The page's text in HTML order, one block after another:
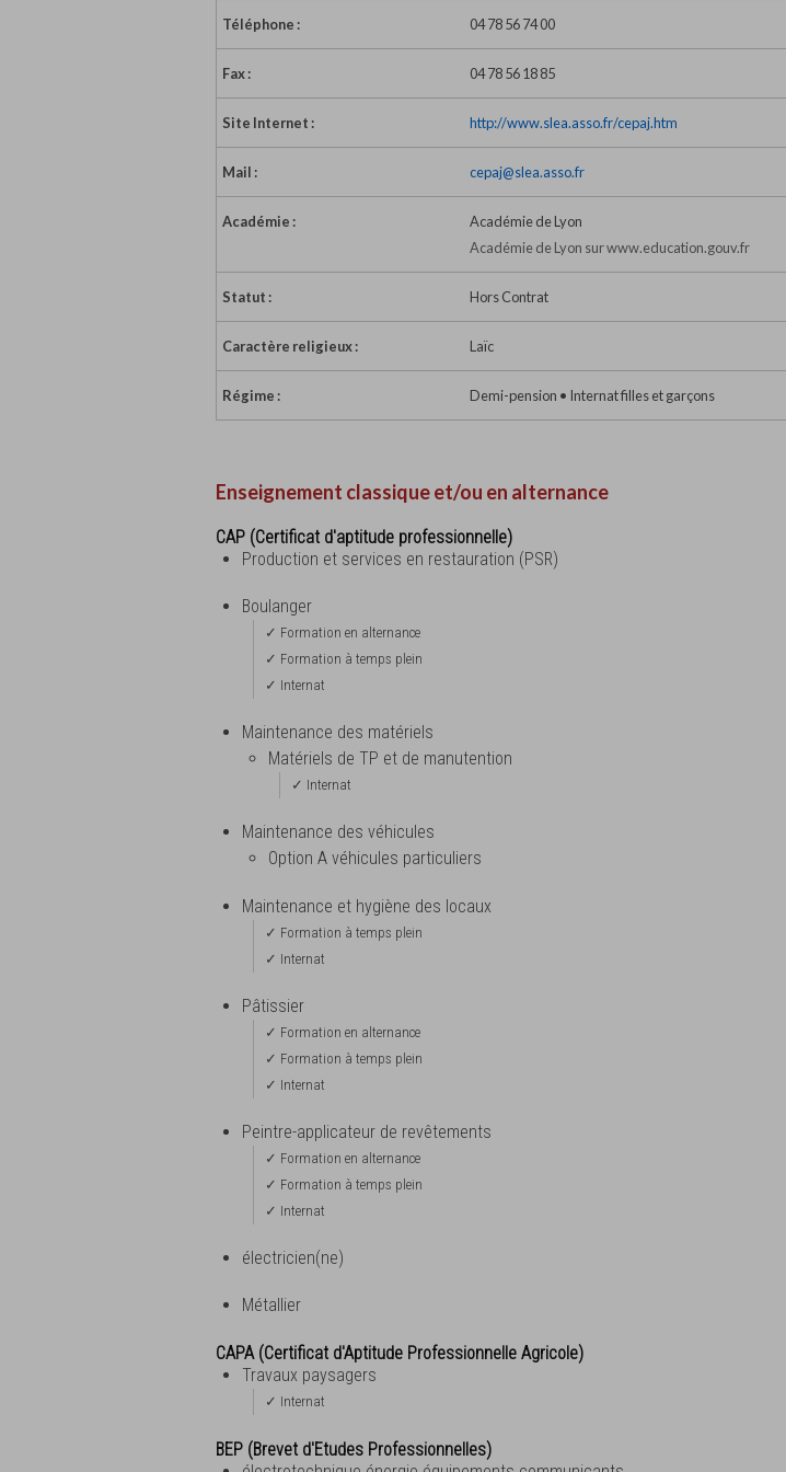
Téléphone : 04 78 56 74 00
Fax : 04 78 56 18 85
Site Internet : http://www.slea.asso.fr/cepaj.htm
Mail : cepaj@slea.asso.fr
Académie :
Académie de Lyon
Académie de Lyon sur www.education.gouv.fr
Statut : Hors Contrat
Caractère religieux : Laïc
Régime : Demi-pension • Internat filles et garçons
Enseignement classique et/ou en alternance
CAP (Certificat d'aptitude professionnelle)
Production et services en restauration (PSR)
Boulanger
✓ Formation en alternance
✓ Formation à temps plein
✓ Internat
Maintenance des matériels
Matériels de TP et de manutention
✓ Internat
Maintenance des véhicules
Option A véhicules particuliers
Maintenance et hygiène des locaux
✓ Formation à temps plein
✓ Internat
Pâtissier
✓ Formation en alternance
✓ Formation à temps plein
✓ Internat
Peintre-applicateur de revêtements
✓ Formation en alternance
✓ Formation à temps plein
✓ Internat
électricien(ne)
Métallier
CAPA (Certificat d'Aptitude Professionnelle Agricole)
Travaux paysagers
✓ Internat
BEP (Brevet d'Etudes Professionnelles)